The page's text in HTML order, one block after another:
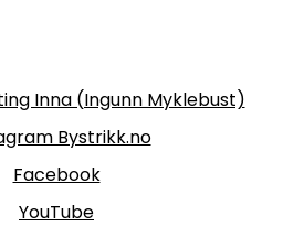
Inna (Ingunn Myklebust)
Bystrikk.no
Facebook
YouTube